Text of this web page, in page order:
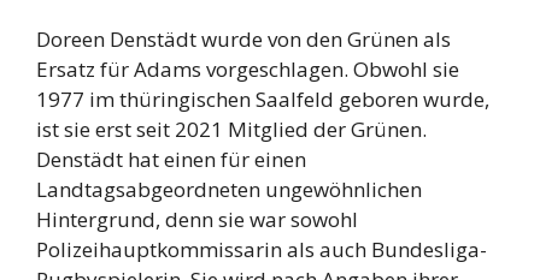
Doreen Denstädt wurde von den Grünen als
Ersatz für Adams vorgeschlagen. Obwohl sie
1977 im thüringischen Saalfeld geboren wurde,
ist sie erst seit 2021 Mitglied der Grünen.
Denstädt hat einen für einen
Landtagsabgeordneten ungewöhnlichen
Hintergrund, denn sie war sowohl
Polizeihauptkommissarin als auch Bundesliga-